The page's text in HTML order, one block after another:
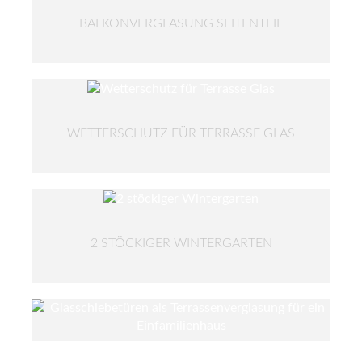
BALKONVERGLASUNG SEITENTEIL
WETTERSCHUTZ FÜR TERRASSE GLAS
2 STÖCKIGER WINTERGARTEN